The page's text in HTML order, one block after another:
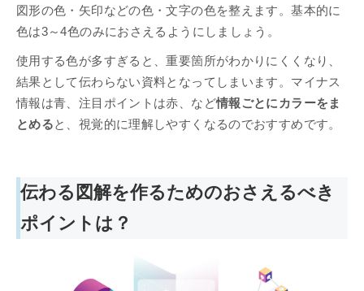
図形の色・矢印などの色・文字の色を整えます。基本的に
色は3～4色のみにおさえるようにしましょう。
使用する色が多すぎると、重要箇所がわかりにくくなり、
結果として伝わらない資料となってしまいます。マイナス
情報は青、注目ポイントは赤、など情報ごとにカラーをま
とめると、視覚的に理解しやすくなるのでおすすめです。
伝わる図解を作るためのおさえるべき
ポイントは？